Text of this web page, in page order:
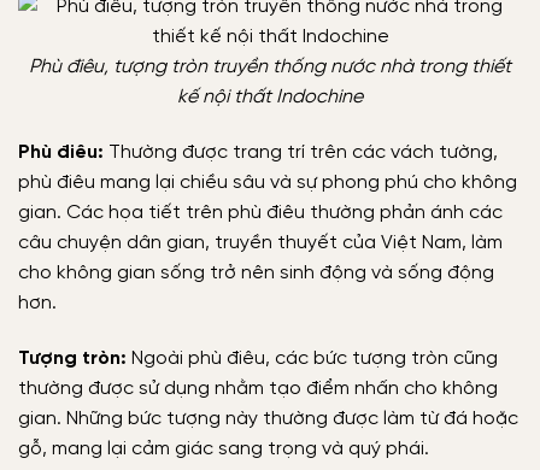
Phù điêu, tượng tròn truyền thống nước nhà trong thiết
kế nội thất Indochine
Phù điêu: Thường được trang trí trên các vách tường,
phù điêu mang lại chiều sâu và sự phong phú cho không
gian. Các họa tiết trên phù điêu thường phản ánh các
câu chuyện dân gian, truyền thuyết của Việt Nam, làm
cho không gian sống trở nên sinh động và sống động
hơn.
Tượng tròn: Ngoài phù điêu, các bức tượng tròn cũng
thường được sử dụng nhằm tạo điểm nhấn cho không
gian. Những bức tượng này thường được làm từ đá hoặc
gỗ, mang lại cảm giác sang trọng và quý phái.